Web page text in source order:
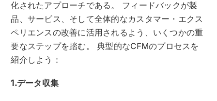
化されたアプローチである。 フィードバックが製
品、サービス、そして全体的なカスタマー・エクス
ペリエンスの改善に活用されるよう、いくつかの重
要なステップを踏む。 典型的なCFMのプロセスを
紹介しよう：
1.データ収集